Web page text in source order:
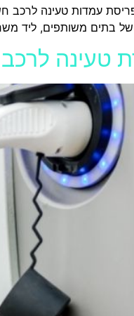
עמדות טעינה לרכב
של בתים משותפים, ליד
טעינה